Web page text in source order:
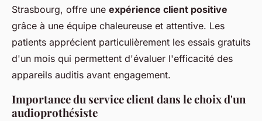
Strasbourg, offre une expérience client positive
grâce à une équipe chaleureuse et attentive. Les
patients apprécient particulièrement les essais gratuits
d'un mois qui permettent d'évaluer l'efficacité des
appareils auditis avant engagement.
Importance du service client dans le choix d'un
audioprothésiste